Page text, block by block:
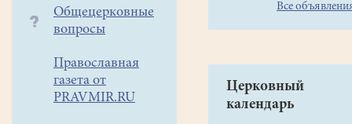
Общецерковные
вопросы
Православная
газета от
PRAVMIR.RU
Все
Церковный
календарь